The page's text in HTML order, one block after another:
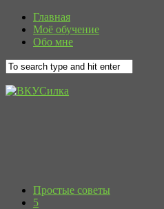
Главная
Моё обучение
Обо мне
Простые советы
5